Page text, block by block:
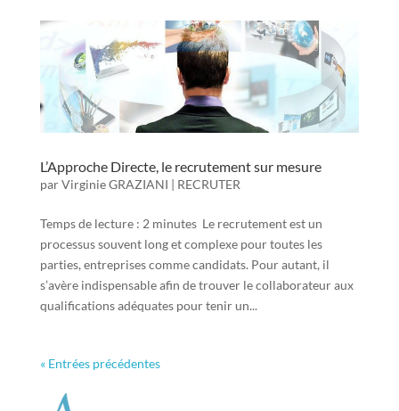
L’Approche Directe, le recrutement sur mesure
parVirginie GRAZIANI RECRUTER
Temps de lecture : 2 minutes Le recrutement est un
processus souvent long et complexe pour toutes les
parties, entreprises comme candidats. Pour autant, il
s’avère indispensable afin de trouver le collaborateur aux
qualifications adéquates pour tenir un...
« Entrées précédentes